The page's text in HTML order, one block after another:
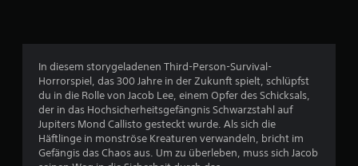
i
h
B
In diesem storygeladenen Third-Person-Survival-
Horrorspiel, das 300 Jahre in der Zukunft spielt, schlüpfst
du in die Rolle von Jacob Lee, einem Opfer des Schicksals,
der in das Hochsicherheitsgefängnis Schwarzstahl auf
Jupiters Mond Callisto gesteckt wurde. Als sich die
Häftlinge in monströse Kreaturen verwandeln, bricht im
Gefängis das Chaos aus. Um zu überleben, muss sich Jacob